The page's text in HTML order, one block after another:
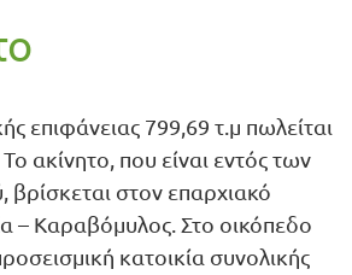
επιφάνειας 799,69 τ.μ πωλείται
ακίνητο, που είναι εντός των
στον επαρχιακό
– Καραβόμυλος. Στο οικόπεδο
κατοικία συνολικής